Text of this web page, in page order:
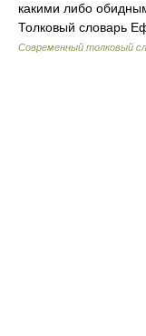
какими либо
Толковый словарь
Современный толковый